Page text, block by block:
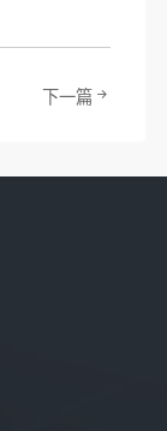
下一篇